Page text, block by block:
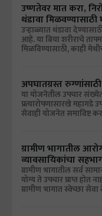
उष्णतेवर मात करा,
थंडावा मिळवण्यासाठी
उन्हाळ्यात थंडावा
आहे. या बिया शरीराचे
मिळविण्यासाठी, काही
अपघातग्रस्त
या योजनेतील उपचार
प्रत्यारोपणासारखे महागडे
सेवाही योजनेत समाविष्ट
ग्रामीण भागातील
व्यावसायिकांचा
ग्रामीण भागातील सर्व
योग्य ते उपचार प्राप्त होत
ग्रामीण भागात स्वेच्छा